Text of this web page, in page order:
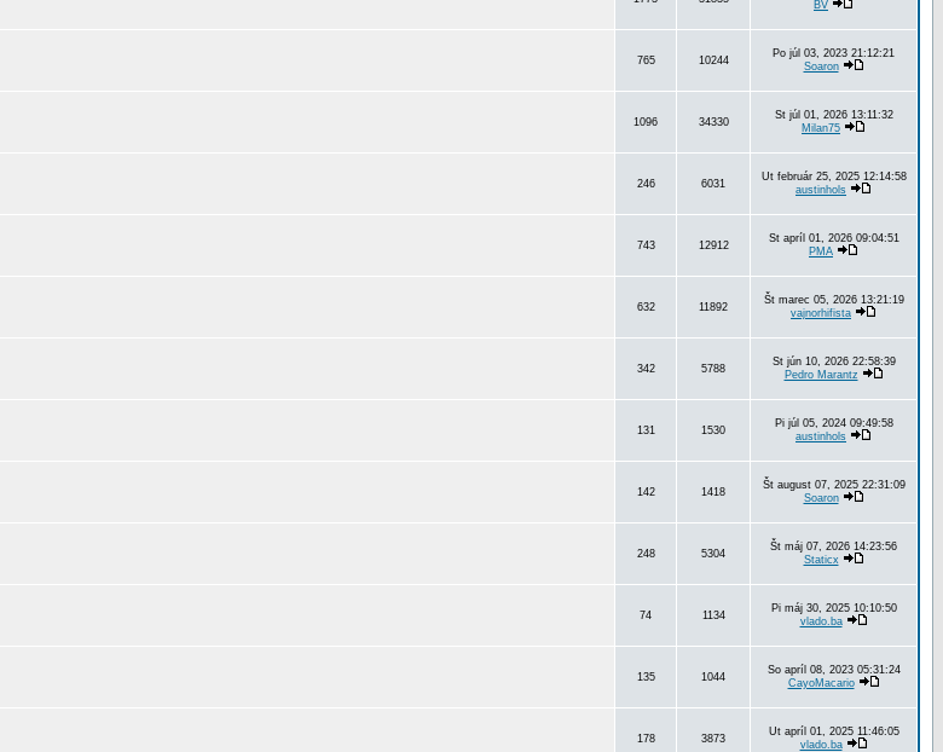
BV
765 10244
Po júl 03, 2023 21:12:21
Soaron
1096 34330
St júl 01, 2026 13:11:32
Milan75
246 6031
Ut február 25, 2025 12:14:58
austinhols
743 12912
St apríl 01, 2026 09:04:51
PMA
632 11892
Št marec 05, 2026 13:21:19
vajnorhifista
342 5788
St jún 10, 2026 22:58:39
Pedro Marantz
131 1530
Pi júl 05, 2024 09:49:58
austinhols
142 1418
Št august 07, 2025 22:31:09
Soaron
248 5304
Št máj 07, 2026 14:23:56
Staticx
74 1134
Pi máj 30, 2025 10:10:50
vlado.ba
135 1044
So apríl 08, 2023 05:31:24
CayoMacario
178 3873
Ut apríl 01, 2025 11:46:05
vlado.ba